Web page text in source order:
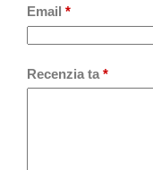
Email *
Recenzia ta *